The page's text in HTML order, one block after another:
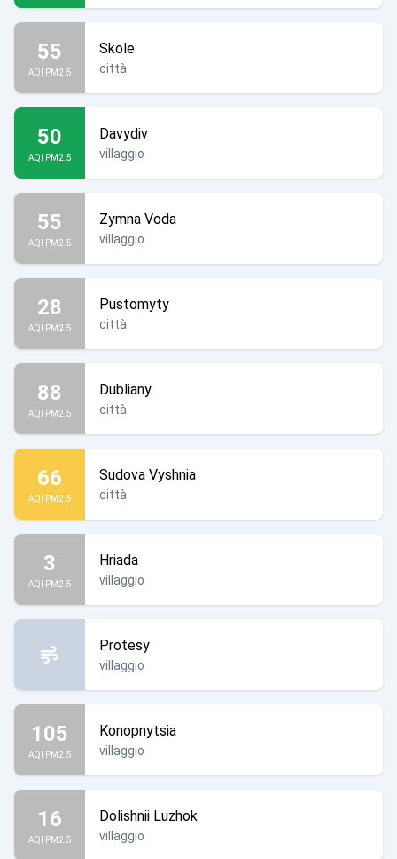
55
AQI PM2.5
Skole
città
50
AQI PM2.5
Davydiv
villaggio
55
AQI PM2.5
Zymna Voda
villaggio
28
AQI PM2.5
Pustomyty
città
88
AQI PM2.5
Dubliany
città
66
AQI PM2.5
Sudova Vyshnia
città
3
AQI PM2.5
Hriada
villaggio
Protesy
villaggio
105
AQI PM2.5
Konopnytsia
villaggio
16
AQI PM2.5
Dolishnii Luzhok
villaggio